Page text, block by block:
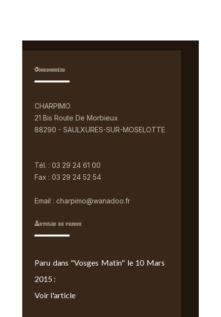
Coordonnées
CHARPIMO
21 Bis Route De Morbieux
88290 - SAULXURES-SUR-MOSELOTTE
Tél. : 03 29 24 61 00
Fax : 03 29 24 52 54
Email : charpimo@wanadoo.fr
Articles de presse
Paru dans "Vosges Matin" le 10 Mars
2015 :
Voir l'article